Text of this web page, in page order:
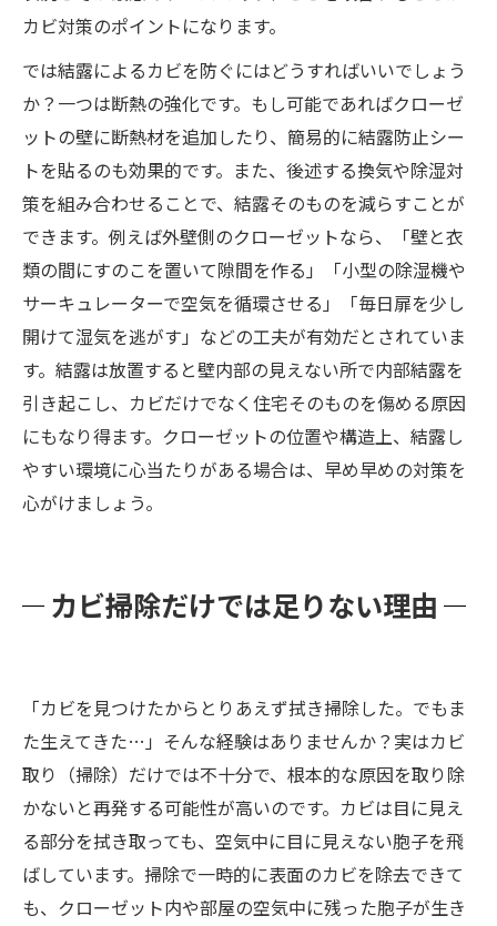
カビ対策のポイントになります。
では結露によるカビを防ぐにはどうすればいいでしょう
か？一つは断熱の強化です。もし可能であればクローゼ
ットの壁に断熱材を追加したり、簡易的に結露防止シー
トを貼るのも効果的です。また、後述する換気や除湿対
策を組み合わせることで、結露そのものを減らすことが
できます。例えば外壁側のクローゼットなら、「壁と衣
類の間にすのこを置いて隙間を作る」「小型の除湿機や
サーキュレーターで空気を循環させる」「毎日扉を少し
開けて湿気を逃がす」などの工夫が有効だとされていま
す。結露は放置すると壁内部の見えない所で内部結露を
引き起こし、カビだけでなく住宅そのものを傷める原因
にもなり得ます。クローゼットの位置や構造上、結露し
やすい環境に心当たりがある場合は、早め早めの対策を
心がけましょう。
カビ掃除だけでは足りない理由
「カビを見つけたからとりあえず拭き掃除した。でもま
た生えてきた…」そんな経験はありませんか？実はカビ
取り（掃除）だけでは不十分で、根本的な原因を取り除
かないと再発する可能性が高いのです。カビは目に見え
る部分を拭き取っても、空気中に目に見えない胞子を飛
ばしています。掃除で一時的に表面のカビを除去できて
も、クローゼット内や部屋の空気中に残った胞子が生き